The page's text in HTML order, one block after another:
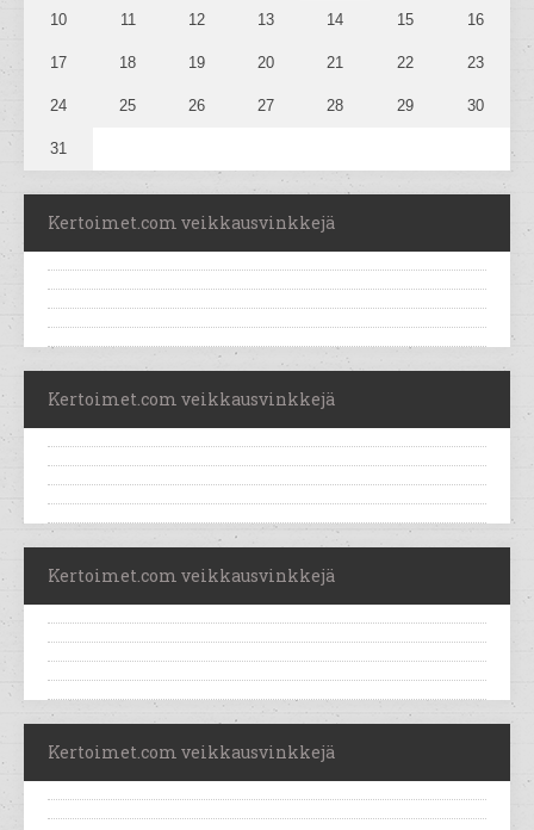
10 11 12 13 14 15 16
17 18 19 20 21 22 23
24 25 26 27 28 29 30
31
Kertoimet.com veikkausvinkkejä
Kertoimet.com veikkausvinkkejä
Kertoimet.com veikkausvinkkejä
Kertoimet.com veikkausvinkkejä